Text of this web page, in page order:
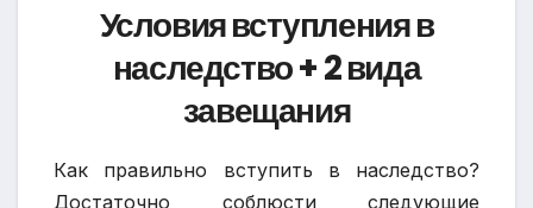
Условия вступления в
наследство + 2 вида
завещания
Как правильно вступить в наследство?
Достаточно соблюсти следующие